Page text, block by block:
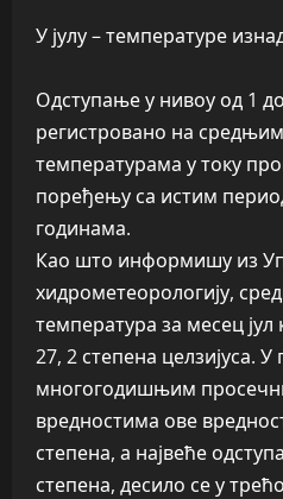
У јулу – температуре
Одступање у нивоу од 1
регистровано на
температурама у току
поређењу са истим
годинама.
Као што информишу из
хидрометеорологију,
температура за месец јул
27, 2 степена целзијуса.
многогодишњим
вредностима ове
степена, а највеће
степена, десило се у